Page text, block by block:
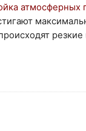
атмосферных